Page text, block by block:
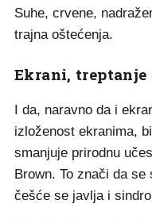
Suhe, crvene,
trajna oštećenja.
Ekrani, treptanje
I da, naravno da i
izloženost ekranima,
smanjuje prirodnu
Brown. To znači da
češće se javlja i